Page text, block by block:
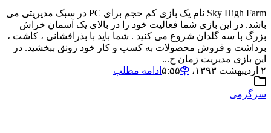
Sky High Farm نام یک بازی کم حجم برای PC در سبک مدیریتی می
باشد. در این بازی شما فعالیت خود را در بالای یک آسمان خراش
بزرگ با سه گلدان شروع می کنید . شما باید با بذرافشانی ، کاشت ،
برداشت و فروش محصولات به کسب و کار خود رونق ببخشید. در
این بازی مدیریت زمان ح...
۲ اردیبهشت ۱۳۹۳،‏ ۵:۵۵
ادامه مطلب
سرگرمی